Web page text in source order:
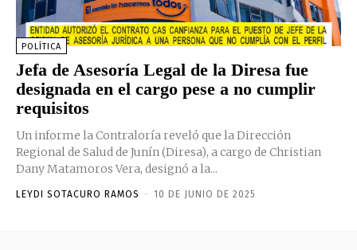
POLÍTICA
Jefa de Asesoría Legal de la Diresa fue
designada en el cargo pese a no cumplir
requisitos
Un informe la Contraloría reveló que la Dirección
Regional de Salud de Junín (Diresa), a cargo de Christian
Dany Matamoros Vera, designó a la...
LEYDI SOTACURO RAMOS - 10 DE JUNIO DE 2025